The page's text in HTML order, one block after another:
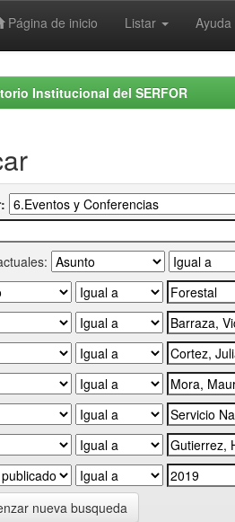
Página de inicio Listar Ayuda
Institucional del SERFOR
nueva busqueda